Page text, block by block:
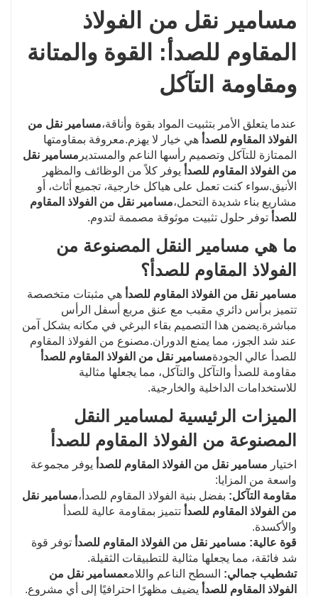
5. المبيعات المهنية وخدمة ما بعد البيع ، مرحبا بكم
في الاستفسار في أي وقت.
مسامير نقل من الفولاذ
المقاوم للصدأ: القوة والمتانة
ومقاومة التآكل
عندما يتعلق الأمر بتثبيت المواد بقوة وأناقة،مسامير نقل من
الفولاذ المقاوم للصدأ هي خيار لا يهزم.معروفة بمقاومتها
الممتازة للتآكل وتصميم رأسها الناعم والمستدير مسامير نقل
من الفولاذ المقاوم للصدأ يوفر كلاً من الوظائف والمظهر
الأنيق.سواء كنت تعمل على هياكل خارجية، تجميع أثاث، أو
مشاريع بناء شديدة التحمل،مسامير نقل من الفولاذ المقاوم
للصدأ توفر حلول تثبيت موثوقة مصممة لتدوم.
ما هي مسامير النقل المصنوعة من
الفولاذ المقاوم للصدأ؟
مسامير نقل من الفولاذ المقاوم للصدأ هي مثبتات متخصصة
تتميز برأس دائري مقبب مع عنق مربع أسفل الرأس
مباشرة.يضمن هذا التصميم بقاء البرغي في مكانه بشكل آمن
عند شد الجوز، مما يمنع الدوران.مصنوع من الفولاذ المقاوم
للصدأ عالي الجودةمسامير نقل من الفولاذ المقاوم للصدأ
مقاومة للصدأ والتآكل والتآكل، مما يجعلها مثالية
للاستخدامات الداخلية والخارجية.
الميزات الرئيسية لمسامير النقل
المصنوعة من الفولاذ المقاوم للصدأ
اختيار مسامير نقل من الفولاذ المقاوم للصدأ يوفر مجموعة
واسعة من المزايا:
مقاومة التآكل: بفضل بنية الفولاذ المقاوم للصدأ،مسامير نقل
من الفولاذ المقاوم للصدأ تتميز بمقاومة عالية للصدأ
والأكسدة.
قوة عالية: مسامير نقل من الفولاذ المقاوم للصدأ توفر قوة
شد فائقة، مما يجعلها مثالية للتطبيقات الثقيلة.
تشطيب جمالي: السطح الناعم واللامعمسامير نقل من
الفولاذ المقاوم للصدأ يضيف مظهرًا احترافيًا إلى أي مشروع.